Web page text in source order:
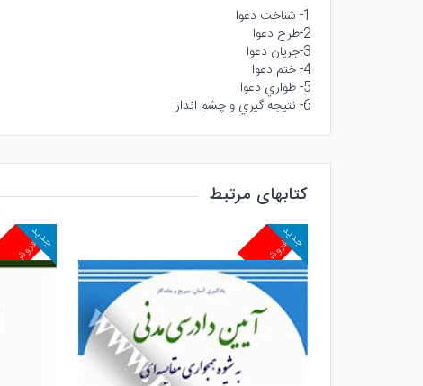
1- شناخت دعوا
2-طرح دعوا
3-جريان دعوا
4- ختم دعوا
5- طواري دعوا
6- نتيجه گيري و چشم انداز
کتابهای مرتبط
پرفروش
جدید پرفروش
جدید